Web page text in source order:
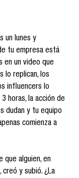
un lunes y
tu empresa está
en un video que
lo replican, los
influencers lo
horas, la acción de
dudan y tu equipo
comienza a
que alguien, en
creó y subió. ¿La